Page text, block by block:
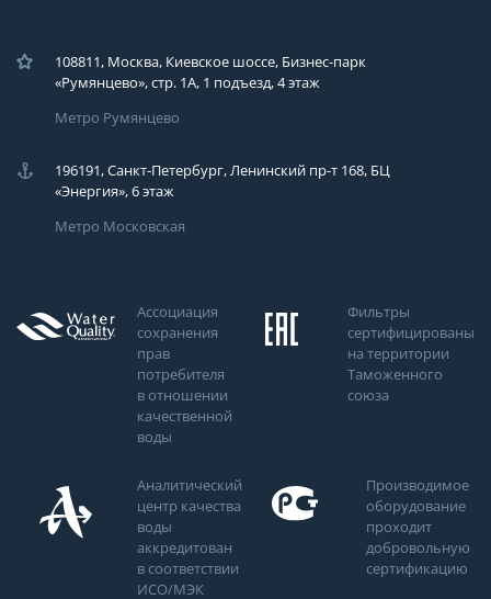
108811, Москва, Киевское шоссе, Бизнес-парк
«Румянцево», стр. 1А, 1 подъезд, 4 этаж
Метро Румянцево
196191, Санкт-Петербург, Ленинский пр-т 168, БЦ
«Энергия», 6 этаж
Метро Московская
Ассоциация
сохранения
прав
потребителя
в отношении
качественной
воды
Фильтры
сертифицированы
на территории
Таможенного
союза
Аналитический
центр качества
воды
аккредитован
в соответствии
ИСО/МЭК
Производимое
оборудование
проходит
добровольную
сертификацию